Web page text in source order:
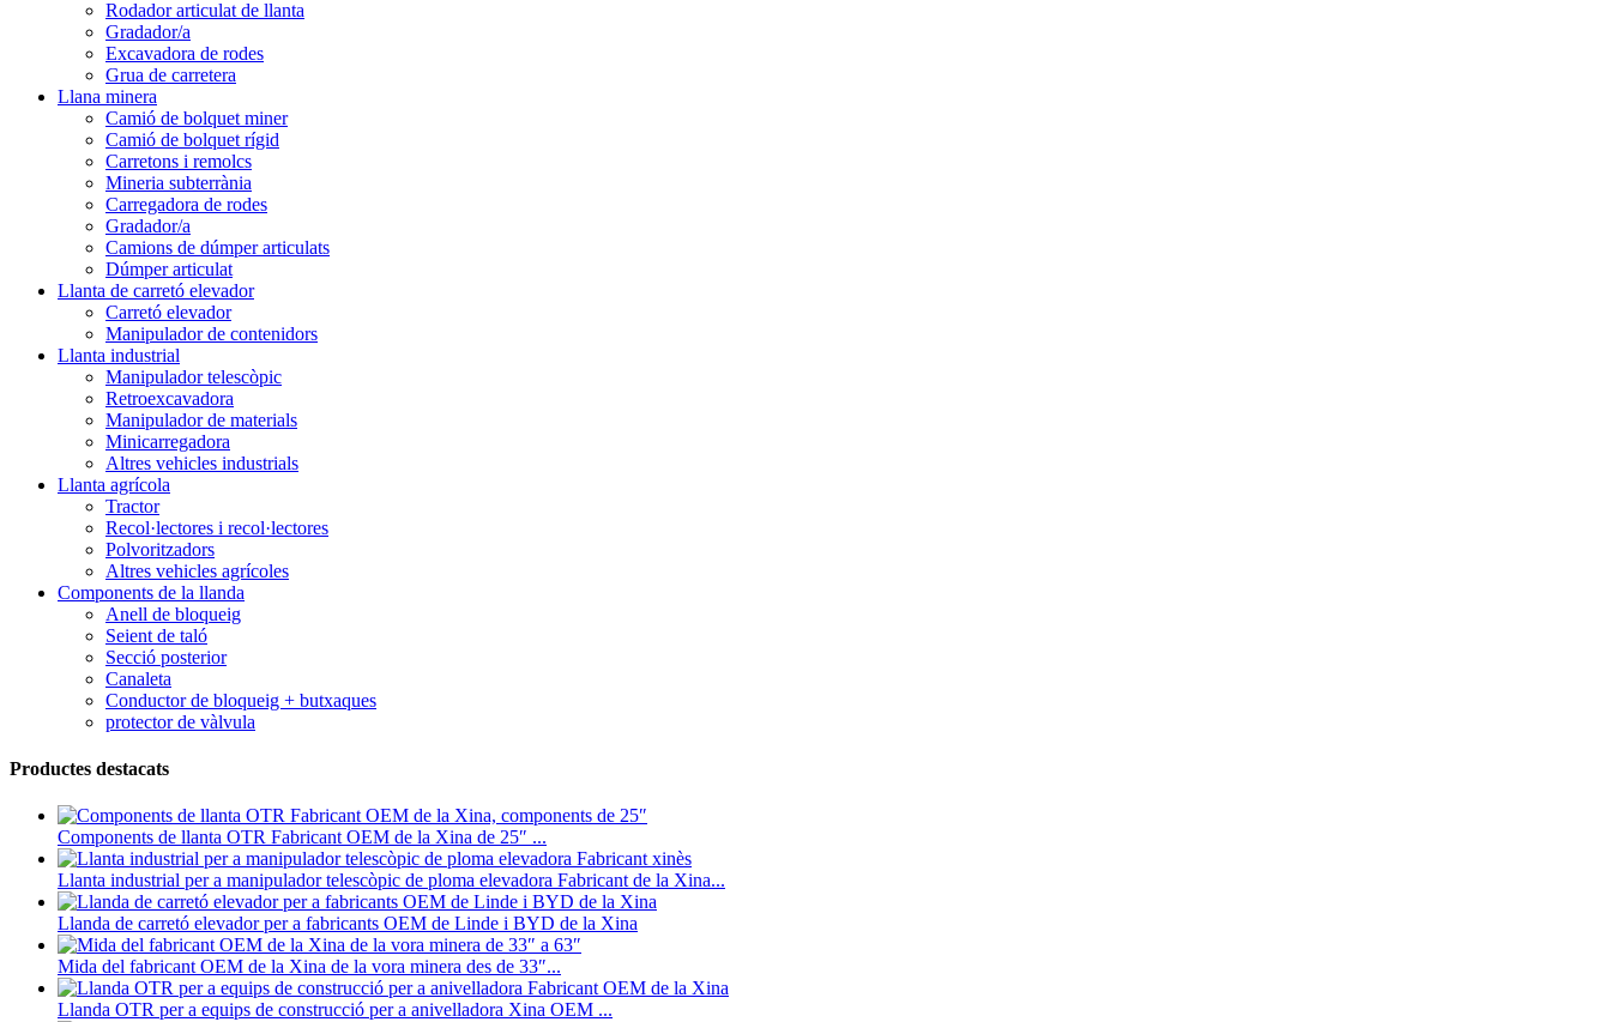
Rodador articulat de llanta
Gradador/a
Excavadora de rodes
Grua de carretera
Llana minera
Camió de bolquet miner
Camió de bolquet rígid
Carretons i remolcs
Mineria subterrània
Carregadora de rodes
Gradador/a
Camions de dúmper articulats
Dúmper articulat
Llanta de carretó elevador
Carretó elevador
Manipulador de contenidors
Llanta industrial
Manipulador telescòpic
Retroexcavadora
Manipulador de materials
Minicarregadora
Altres vehicles industrials
Llanta agrícola
Tractor
Recol·lectores i recol·lectores
Polvoritzadors
Altres vehicles agrícoles
Components de la llanda
Anell de bloqueig
Seient de taló
Secció posterior
Canaleta
Conductor de bloqueig + butxaques
protector de vàlvula
Productes destacats
Components de llanta OTR Fabricant OEM de la Xina de 25″ ...
Llanta industrial per a manipulador telescòpic de ploma elevadora Fabricant de la Xina...
Llanda de carretó elevador per a fabricants OEM de Linde i BYD de la Xina
Mida del fabricant OEM de la Xina de la vora minera des de 33″...
Llanda OTR per a equips de construcció per a anivelladora Xina OEM ...